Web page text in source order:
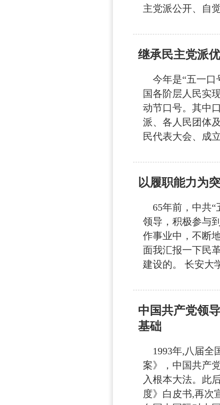
主党派公开、自
继承民主党派
今年是“五一口
国各阶层人民实
动节口号。其中
派、各人民团体
民代表大会、成
以履职能力为
65年前，中共“
领导，积极参与
作事业中，不断
面我汇报一下民
建设的。 长安大
中国共产党领
基础
1993年,八届全
案》，中国共产
入根本大法。此
度》白皮书,再次